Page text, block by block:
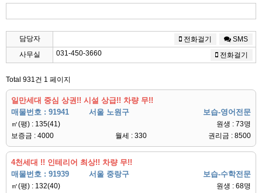
담당자 SMS
전화걸기
사무실
031-450-3660 전화걸기
Total 931건 1 페이지
일만세대 중심 상권!! 시설 상급!! 차량 무!!
매물번호 : 91941
서울 노원구 보습-영어전문
㎡(평) : 135(41)
원생 : 73명
보증금 : 4000
월세 : 330 권리금 : 8500
4천세대 !! 인테리어 최상!! 차량 무!!
매물번호 : 91939
서울 중랑구 보습-수학전문
㎡(평) : 132(40)
원생 : 68명